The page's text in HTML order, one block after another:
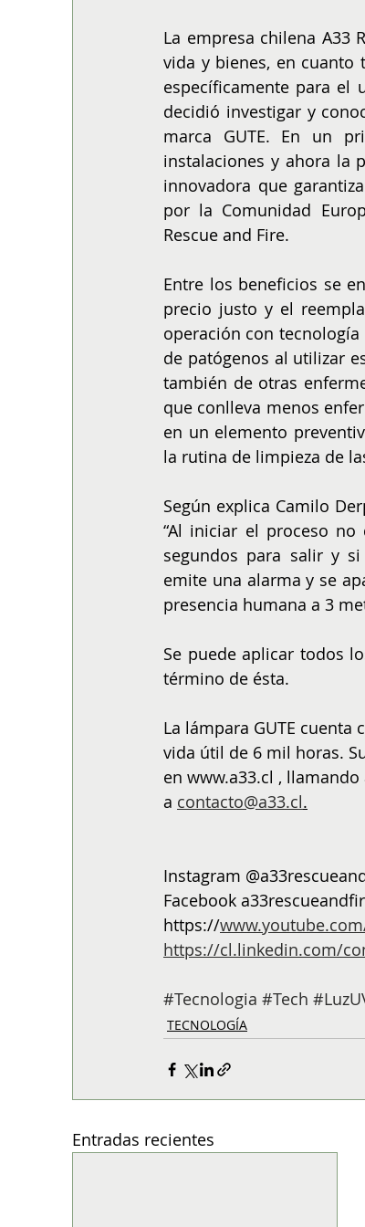
La empresa chilena A33
vida y bienes, en cuanto
específicamente para el
decidió investigar y
marca GUTE. En un
instalaciones y ahora la
innovadora que
por la Comunidad
Rescue and Fire.
Entre los beneficios se
precio justo y el
operación con tecnología
de patógenos al utilizar
también de otras
que conlleva menos
en un elemento
la rutina de limpieza de
Según explica Camilo
“Al iniciar el proceso
segundos para salir y
emite una alarma y se
presencia humana a 3
Se puede aplicar todos
término de ésta.
La lámpara GUTE cuenta
vida útil de 6 mil horas.
en www.a33.cl ,
a contacto@a33.cl.
Instagram
Facebook
https://
https://cl.linkedin.com/
#Tecnologia #Tech
TECNOLOGÍA
Entradas recientes